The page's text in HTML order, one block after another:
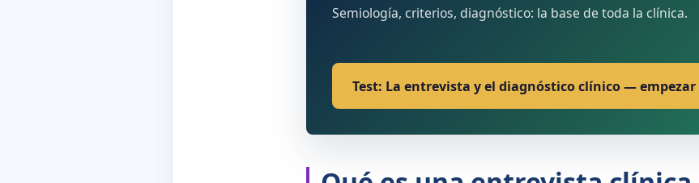
Semiología, criterios, diagnóstico: la base de toda la clínica.
Test: La entrevista y el diagnóstico clínico — empezar